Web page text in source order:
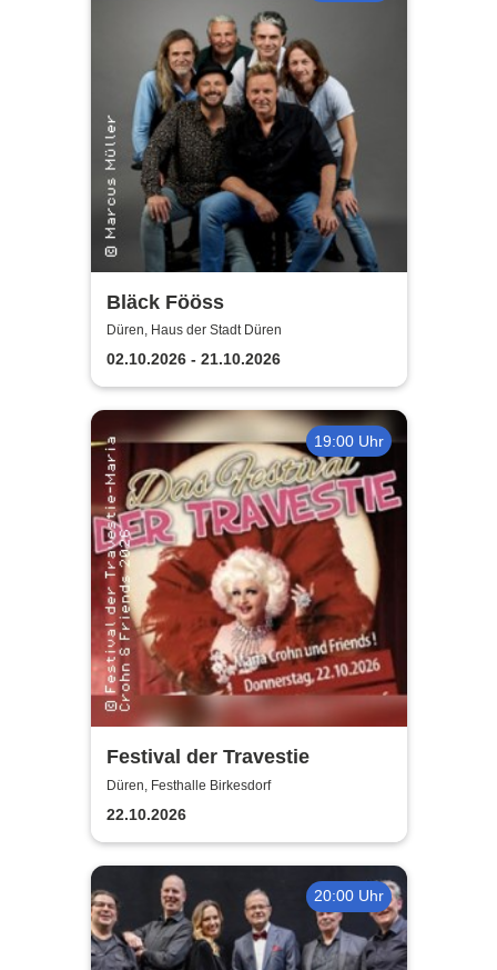
Bläck Fööss
Düren, Haus der Stadt Düren
02.10.2026 - 21.10.2026
19:00 Uhr
Festival der Travestie
Düren, Festhalle Birkesdorf
22.10.2026
20:00 Uhr